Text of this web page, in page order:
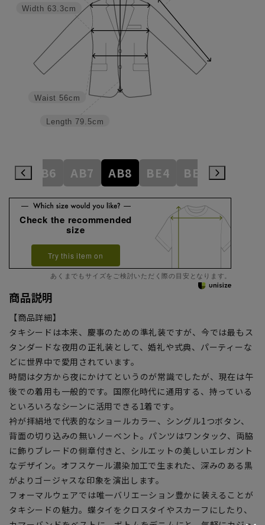
Length 79.5cm
Waist 56cm
Width 63.3cm
AB6 AB7 AB8 BE4 BE5
Check the recommended
size
Try this item on
あくまでもサイズをご検討いただく際の目安となります。
商品説明
【商品詳細】
タキシードは本来、慶事のための準礼装ですが、今では最もス
タンダードな夜用の正礼装として、婚礼や式典、パーティーな
どに世界中で愛用されています。
時間は夕方から夜にかけてというのが常識でしたが、現在は午
後での着用も一般的です。国際化時代に通用する、持っている
といろいろなシーンに活用できる1着です。
衿が拝絹地で代表的なショールカラー、シングル1つボタン、
背面の切り込みの無いノーベント。パンツはワンタック、両脇
に飾りブレードの側章付きと、シルエットの美しいエレガント
なデザイン。オフスケール濃染加工で生まれた、深みのある黒
がよりゴージャスな印象を演出します。
フォーマルウェアでは唯一バリエーション豊かに装えることが
タキシードの魅力。蝶タイをクロスタイやスカーフにしたり、